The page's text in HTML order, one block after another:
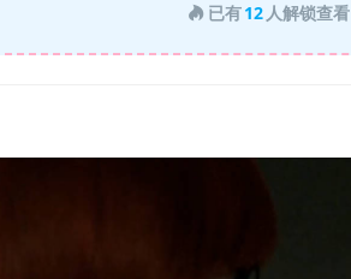
已有12 人解锁查看